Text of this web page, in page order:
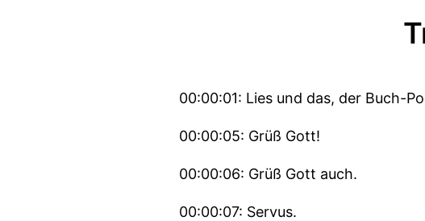
00:00:01: Lies und das, der Buch-
00:00:05: Grüß Gott!
00:00:06: Grüß Gott auch.
00:00:07: Servus.